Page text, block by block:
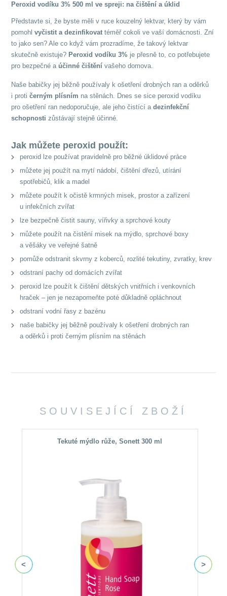
Peroxid vodíku 3% 500 ml ve spreji: na čištění a úklid
Představte si, že byste měli v ruce kouzelný lektvar, který by vám
pomohlvyčistit a dezinfikovat téměř cokoli ve vaší domácnosti. Zní
to jako sen? Ale co když vám prozradíme, že takový lektvar
skutečně existuje? Peroxid vodíku 3% je přesně to, co potřebujete
pro bezpečné aúčinné čištění vašeho domova.
Naše babičky jej běžně používaly k ošetření drobných ran a oděrků
i protičerným plísním na stěnách. Dnes se sice peroxid vodíku
pro ošetření ran nedoporučuje, ale jeho čistící adezinfekční
schopnosti zůstávají stejně účinné.
Jak můžete peroxid použít:
peroxid lze používat pravidelně pro běžné úklidové práce
můžete jej použít na mytí nádobí, čištění dřezů, utírání
spotřebičů, klik a madel
můžete použít k očistě krmných misek, prostor a zařízení
u infekčních zvířat
lze bezpečně čistit sauny, vířivky a sprchové kouty
můžete použít na čistění misek na mýdlo, sprchové boxy
a věšáky ve veřejné šatně
pomůže odstranit skvrny z koberců, rozlité tekutiny, zvratky, krev
odstraní pachy od domácích zvířat
peroxid lze použít k čištění dětských vnitřních i venkovních
hraček – jen je nezapomeňte poté důkladně opláchnout
odstraní vodní řasy z bazénu
naše babičky jej běžně používaly k ošetření drobných ran
a oděrků i proti černým plísním na stěnách
SOUVISEJÍCÍ ZBOŽÍ
Tekuté mýdlo růže, Sonett 300 ml